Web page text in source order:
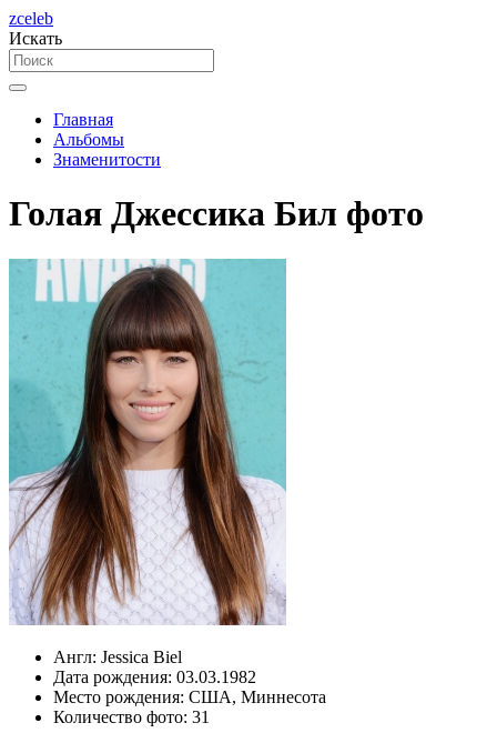
zceleb
Искать
Главная
Альбомы
Знаменитости
Голая Джессика Бил фото
Англ: Jessica Biel
Дата рождения: 03.03.1982
Место рождения: США, Миннесота
Количество фото: 31